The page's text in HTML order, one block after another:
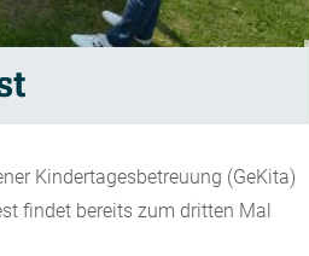
Kindertagesbetreuung (GeKita)
findet bereits zum dritten Mal